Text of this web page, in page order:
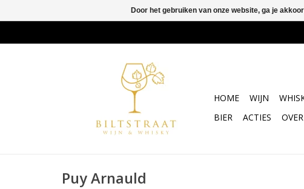
HOME WIJN
BIER
ACTIES
Puy Arnauld
Door het gebruiken van onze website, ga je